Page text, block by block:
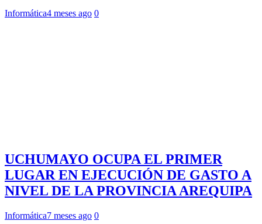
Informática4 meses ago 0
UCHUMAYO OCUPA EL PRIMER
LUGAR EN EJECUCIÓN DE GASTO A
NIVEL DE LA PROVINCIA AREQUIPA
Informática7 meses ago 0